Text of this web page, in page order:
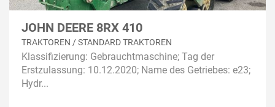
JOHN DEERE 8RX 410
TRAKTOREN / STANDARD TRAKTOREN
Klassifizierung: Gebrauchtmaschine; Tag der
Erstzulassung: 10.12.2020; Name des Getriebes: e23;
Hydr...